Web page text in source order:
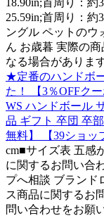
25.59in;首周り：約
ングル ペットのウ
ん お歳暮 実際の
なる場合がありま
★定番のハンドボ
た！ 【3％OFFク
WS ハンドボール
品 ギフト 卒団 卒
無料】 【39ショッ
cm■サイズ表 五感
に関するお問い合
プへ相談 ブランド
ス商品に関するお
問い合わせをお願